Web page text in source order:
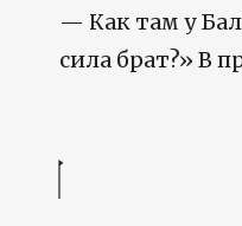
— Как там у
сила брат?» В